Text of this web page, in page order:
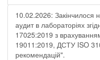
10.02.2026: Закінчилося
аудит в лабораторіях
17025:2019 з
19011:2019, ДСТУ ISO
рекомендацій".